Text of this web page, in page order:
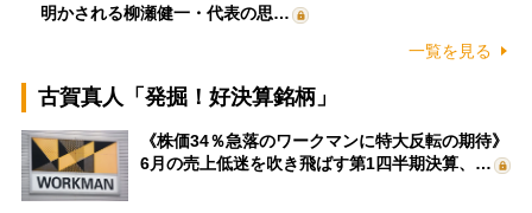
明かされる柳瀬健一・代表の思…
一覧を見る
古賀真人「発掘！好決算銘柄」
《株価34％急落のワークマンに特大反転の期待》
6月の売上低迷を吹き飛ばす第1四半期決算、…